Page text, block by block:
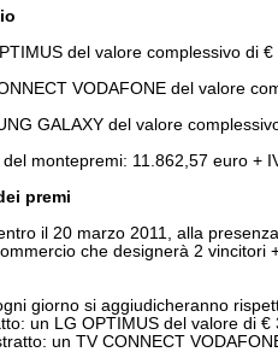
del valore complessivo di €
VODAFONE del valore
GALAXY del valore
montepremi: 11.862,57 euro +
premi
il 20 marzo 2011, alla
che designerà 2 vincitori
giorno si aggiudicheranno
un LG OPTIMUS del valore di €
un TV CONNECT